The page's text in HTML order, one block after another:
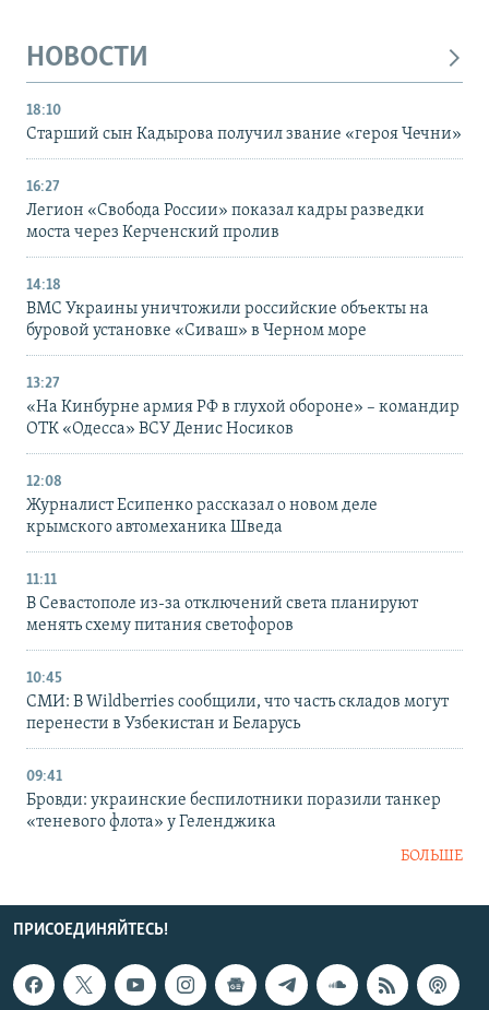
НОВОСТИ
18:10
Старший сын Кадырова получил звание «героя Чечни»
16:27
Легион «Свобода России» показал кадры разведки
моста через Керченский пролив
14:18
ВМС Украины уничтожили российские объекты на
буровой установке «Сиваш» в Черном море
13:27
«На Кинбурне армия РФ в глухой обороне» – командир
ОТК «Одесса» ВСУ Денис Носиков
12:08
Журналист Есипенко рассказал о новом деле
крымского автомеханика Шведа
11:11
В Севастополе из-за отключений света планируют
менять схему питания светофоров
10:45
СМИ: В Wildberries сообщили, что часть складов могут
перенести в Узбекистан и Беларусь
09:41
Бровди: украинские беспилотники поразили танкер
«теневого флота» у Геленджика
БОЛЬШЕ
ПРИСОЕДИНЯЙТЕСЬ!